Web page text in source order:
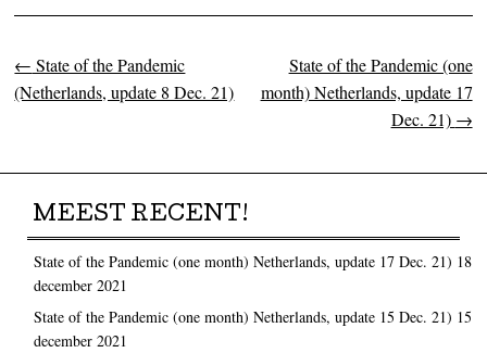
Post navigation
← State of the Pandemic
(Netherlands, update 8 Dec. 21)
State of the Pandemic (one
month) Netherlands, update 17
Dec. 21) →
MEEST RECENT!
State of the Pandemic (one month) Netherlands, update 17 Dec. 21) 18
december 2021
State of the Pandemic (one month) Netherlands, update 15 Dec. 21) 15
december 2021